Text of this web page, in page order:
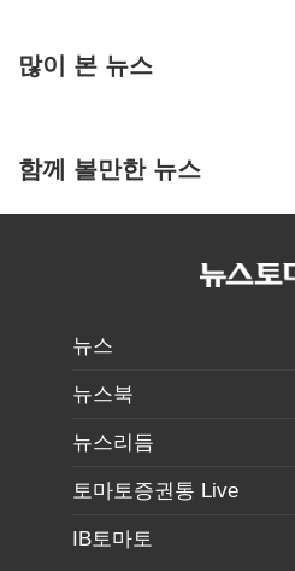
많이 본 뉴스
함께 볼만한 뉴스
뉴스
뉴스북
뉴스리듬
토마토증권통 Live
IB토마토